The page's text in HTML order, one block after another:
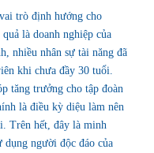
trò định hướng cho
là doanh nghiệp của
nhiều nhân sự tài năng đã
khi chưa đầy 30 tuổi.
tăng trưởng cho tập đoàn
là điều kỳ diệu làm nên
Trên hết, đây là minh
người độc đáo của